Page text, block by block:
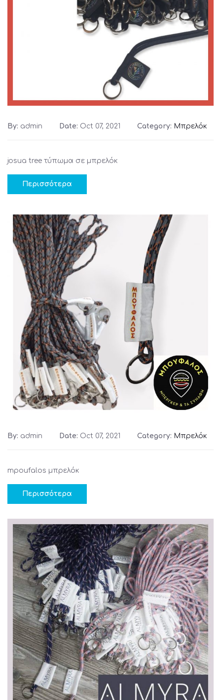
By: admin Date: Oct 07, 2021 Category: Μπρελόκ
josua tree τύπωμα σε μπρελόκ
Περισσότερα
By: admin Date: Oct 07, 2021 Category: Μπρελόκ
mpoufalos μπρελόκ
Περισσότερα